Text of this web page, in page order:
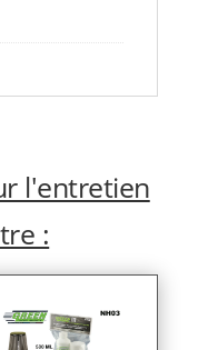
l'entretien
: